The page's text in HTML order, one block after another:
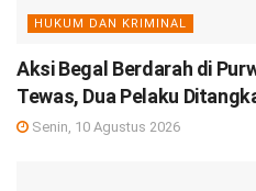
HUKUM DAN KRIMINAL
Aksi Begal Berdarah di
Tewas, Dua Pelaku
Senin, 10 Agustus 2026